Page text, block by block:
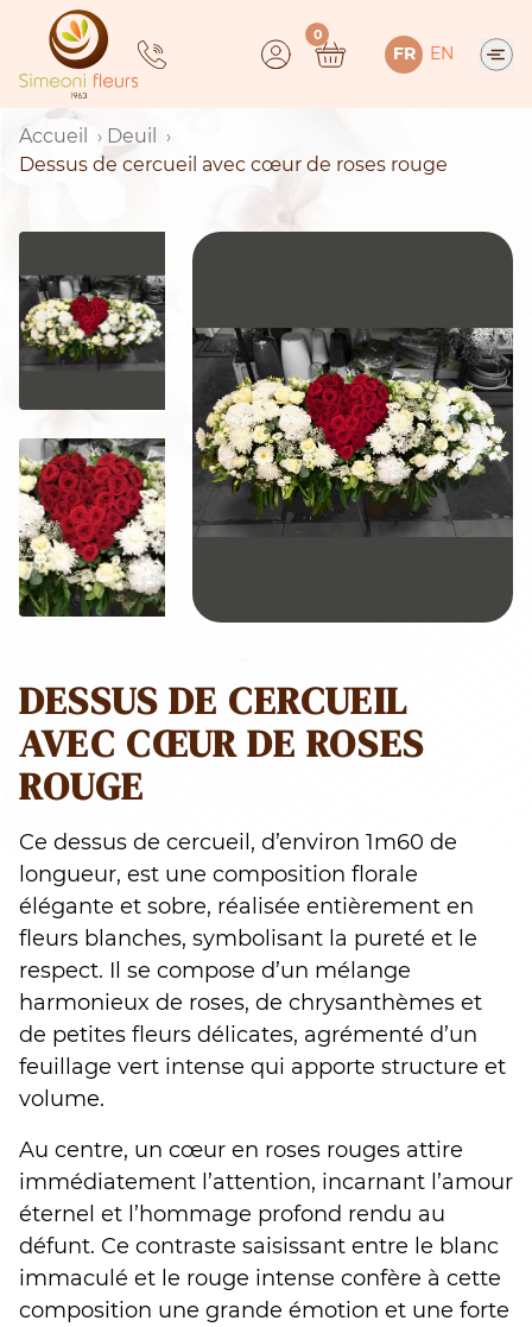
content
0
FR EN
Accueil
Deuil
Dessus de cercueil avec cœur de roses rouge
DESSUS DE CERCUEIL
AVEC CŒUR DE ROSES
ROUGE
Ce dessus de cercueil, d’environ 1m60 de
longueur, est une composition florale
élégante et sobre, réalisée entièrement en
fleurs blanches, symbolisant la pureté et le
respect. Il se compose d’un mélange
harmonieux de roses, de chrysanthèmes et
de petites fleurs délicates, agrémenté d’un
feuillage vert intense qui apporte structure et
volume.
Au centre, un cœur en roses rouges attire
immédiatement l’attention, incarnant l’amour
éternel et l’hommage profond rendu au
défunt. Ce contraste saisissant entre le blanc
immaculé et le rouge intense confère à cette
composition une grande émotion et une forte